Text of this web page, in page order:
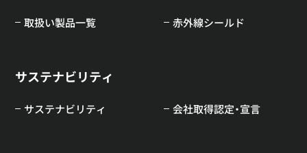
取扱い製品一覧 赤外線シールド
サステナビリティ
サステナビリティ 会社取得認定・宣言